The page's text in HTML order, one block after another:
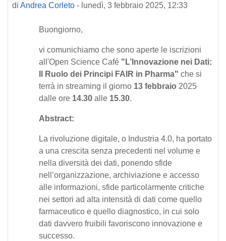
di Andrea Corleto - lunedì, 3 febbraio 2025, 12:33
Buongiorno,
vi comunichiamo che sono aperte le iscrizioni
all'Open Science Café "L’Innovazione nei Dati:
Il Ruolo dei Principi FAIR in Pharma" che si
terrà in streaming il giorno 13 febbraio 2025
dalle ore 14.30 alle 15.30.
Abstract:
La rivoluzione digitale, o Industria 4.0, ha portato
a una crescita senza precedenti nel volume e
nella diversità dei dati, ponendo sfide
nell’organizzazione, archiviazione e accesso
alle informazioni, sfide particolarmente critiche
nei settori ad alta intensità di dati come quello
farmaceutico e quello diagnostico, in cui solo
dati davvero fruibili favoriscono innovazione e
successo.